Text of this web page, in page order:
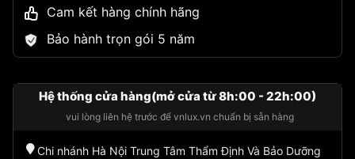
Cam kết hàng chính hãng
Bảo hành trọn gói 5 năm
Hệ thống cửa hàng(mở cửa từ 8h:00 - 22h:00)
vui lòng liên hệ trước để vnlux.vn chuẩn bị sẵn hàng
Chi nhánh Hà Nội Trung Tâm Thẩm Định Và Bảo Dưỡng